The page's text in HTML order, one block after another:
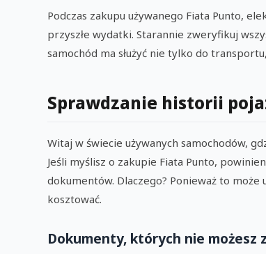
Podczas zakupu używanego Fiata Punto,
przyszłe wydatki. Starannie zweryfikuj
samochód ma służyć nie tylko do
Sprawdzanie historii
Witaj w świecie używanych samochodów,
Jeśli myślisz o zakupie Fiata Punto,
dokumentów. Dlaczego? Ponieważ to
kosztować.
Dokumenty, których nie możesz